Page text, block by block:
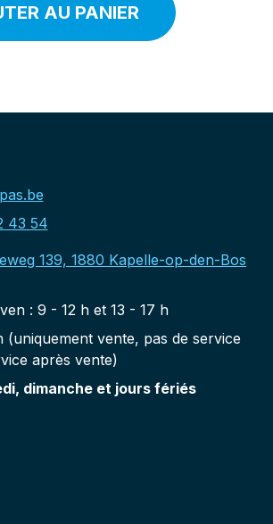
AU PANIER
43 54
139, 1880 Kapelle-op-den-Bos
: 9 - 12 h et 13 - 17 h
(uniquement vente, pas de service
après vente)
dimanche et jours fériés